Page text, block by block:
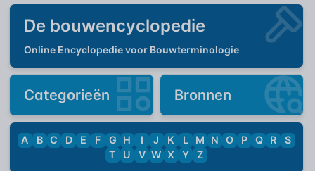
De bouwencyclopedie
Online Encyclopedie voor Bouwterminologie
Categorieën Bronnen
A B C D E F G H I J K L M N O P Q R
S
T
U V W X Y Z